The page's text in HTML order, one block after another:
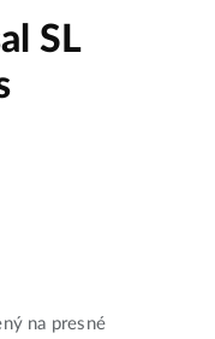
SL
na presné